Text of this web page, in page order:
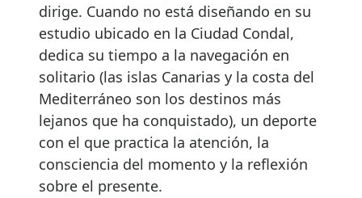
dirige. Cuando no está diseñando en su
estudio ubicado en la Ciudad Condal,
dedica su tiempo a la navegación en
solitario (las islas Canarias y la costa del
Mediterráneo son los destinos más
lejanos que ha conquistado), un deporte
con el que practica la atención, la
consciencia del momento y la reflexión
sobre el presente.